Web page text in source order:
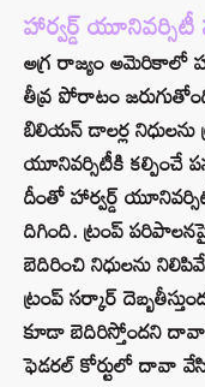
హార్వర్డ్
అగ్ర రాజ్యం అమెరికాలో
తీవ్ర పోరాటం
బిలియన్ డాలర్ల
యూనివర్సిటీకి కల్పించే
దీంతో హార్వర్డ్
దిగింది. ట్రంప్
బెదిరించి నిధులను
ట్రంప్ సర్కార్
కూడా బెదిరిస్తోందని
ఫెడరల్ కోర్టులో దావా